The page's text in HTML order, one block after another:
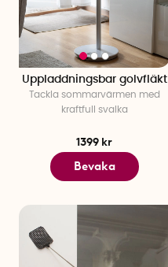
Uppladdningsbar golvfläkt
Tackla sommarvärmen med
kraftfull svalka
1399 kr
Bevaka